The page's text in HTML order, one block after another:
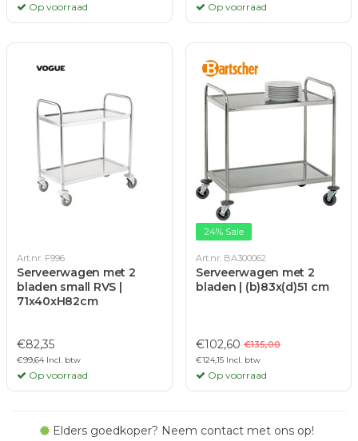
Op voorraad Op voorraad
Art.nr. F996
Serveerwagen met 2
bladen small RVS |
71x40xH82cm
€82,35
€99,64 Incl. btw
Op voorraad
24% Sale
Art.nr. BA300062
Serveerwagen met 2
bladen | (b)83x(d)51 cm
€102,60 €135,00
€124,15 Incl. btw
Op voorraad
Elders goedkoper? Neem contact met ons op!